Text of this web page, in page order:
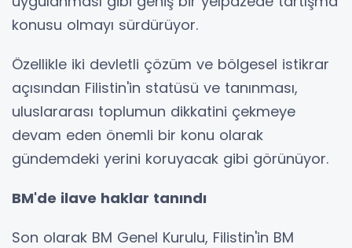
konusu olmayı sürdürüyor.
Özellikle iki devletli çözüm ve bölgesel istikrar
açısından Filistin'in statüsü ve tanınması,
uluslararası toplumun dikkatini çekmeye
devam eden önemli bir konu olarak
gündemdeki yerini koruyacak gibi görünüyor.
BM'de ilave haklar tanındı
Son olarak BM Genel Kurulu, Filistin'in BM